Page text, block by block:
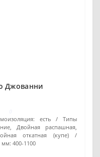
Джованни
есть
Типы
Двойная распашная,
откатная (купе)
мм: 400-1100